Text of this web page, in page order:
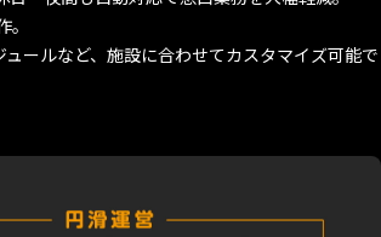
ールなど、施設に合わせてカスタマイズ可能で